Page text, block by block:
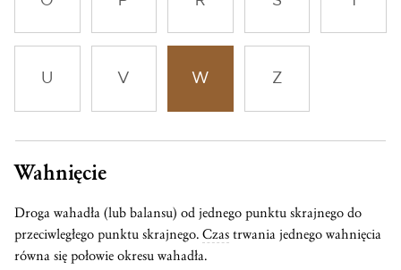
U V W Z
Wahnięcie
Droga wahadła (lub balansu) od jednego punktu skrajnego do
przeciwległego punktu skrajnego. Czas trwania jednego wahnięcia
równa się połowie okresu wahadła.